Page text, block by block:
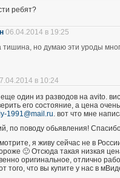
ребят?
06.04.2014 в 19:25
тишина, но думаю эти уроды
в 10:24
еще один из разводов на avito.
его состояние, а цена
1991@mail.ru. вот что мне
по поводу обьявления!
я живу сейчас не в
🙂 Отсюда такая низкая
оригинальное, отлично
того, что вы купите у нас в